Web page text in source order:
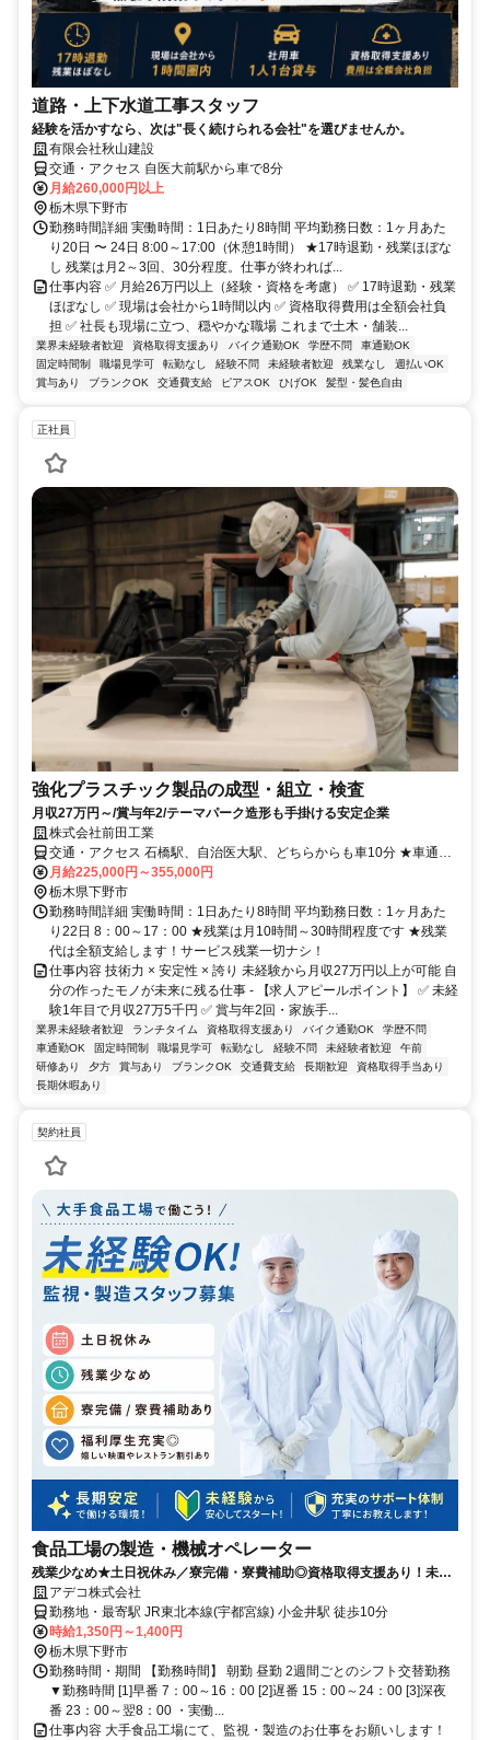
道路・上下水道工事スタッフ
経験を活かすなら、次は"長く続けられる会社"を選びませんか。
有限会社秋山建設
交通・アクセス 自医大前駅から車で8分
月給260,000円以上
栃木県下野市
勤務時間詳細 実働時間：1日あたり8時間 平均勤務日数：1ヶ月あた
り20日 〜 24日 8:00～17:00（休憩1時間） ★17時退勤・残業ほぼな
し 残業は月2～3回、30分程度。仕事が終われば...
仕事内容 ✅ 月給26万円以上（経験・資格を考慮） ✅ 17時退勤・残業
ほぼなし ✅ 現場は会社から1時間以内 ✅ 資格取得費用は全額会社負
担 ✅ 社長も現場に立つ、穏やかな職場 これまで土木・舗装...
業界未経験者歓迎 資格取得支援あり バイク通勤OK 学歴不問
車通勤OK
固定時間制
職場見学可 転勤なし 経験不問 未経験者歓迎 残業なし
週払いOK
賞与あり
ブランクOK 交通費支給 ピアスOK ひげOK 髪型・髪色自由
正社員
強化プラスチック製品の成型・組立・検査
月収27万円～/賞与年2/テーマパーク造形も手掛ける安定企業
株式会社前田工業
交通・アクセス 石橋駅、自治医大駅、どちらからも車10分 ★車通勤
ＯＫ
月給225,000円～355,000円
栃木県下野市
勤務時間詳細 実働時間：1日あたり8時間 平均勤務日数：1ヶ月あた
り22日 8：00～17：00 ★残業は月10時間～30時間程度です ★残業
代は全額支給します！サービス残業一切ナシ！
仕事内容 技術力 × 安定性 × 誇り 未経験から月収27万円以上が可能 自
分の作ったモノが未来に残る仕事 - 【求人アピールポイント】 ✅ 未経
験1年目で月収27万5千円 ✅ 賞与年2回・家族手...
業界未経験者歓迎 ランチタイム 資格取得支援あり バイク通勤OK
学歴不問
車通勤OK
固定時間制 職場見学可 転勤なし 経験不問 未経験者歓迎
午前
研修あり
夕方 賞与あり ブランクOK 交通費支給 長期歓迎
資格取得手当あり
長期休暇あり
契約社員
食品工場の製造・機械オペレーター
残業少なめ★土日祝休み／寮完備・寮費補助◎資格取得支援あり！未経
験スタートも応援！
アデコ株式会社
勤務地・最寄駅 JR東北本線(宇都宮線) 小金井駅 徒歩10分
時給1,350円～1,400円
栃木県下野市
勤務時間・期間 【勤務時間】 朝勤 昼勤 2週間ごとのシフト交替勤務
▼勤務時間 [1]早番 7：00～16：00 [2]遅番 15：00～24：00 [3]深夜
番 23：00～翌8：00 ・実働...
仕事内容 大手食品工場にて、監視・製造のお仕事をお願いします！